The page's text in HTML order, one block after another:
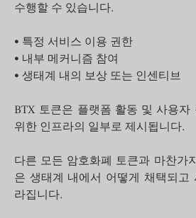
수행할 수 있습니다.
• 특정 서비스 이용 권한
• 내부 메커니즘 참여
• 생태계 내의 보상 또는 인센티브
BTX 토큰은 플랫폼 활동 및 사용자
위한 인프라의 일부로 제시됩니다.
다른 모든 암호화폐 토큰과 마찬가
은 생태계 내에서 어떻게 채택되고
라집니다.